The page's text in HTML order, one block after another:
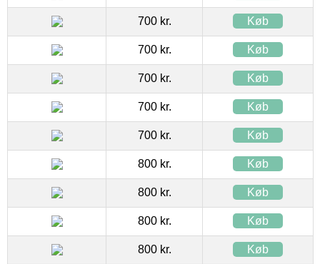
700 kr. Køb
700 kr. Køb
700 kr. Køb
700 kr. Køb
700 kr. Køb
800 kr. Køb
800 kr. Køb
800 kr. Køb
800 kr. Køb